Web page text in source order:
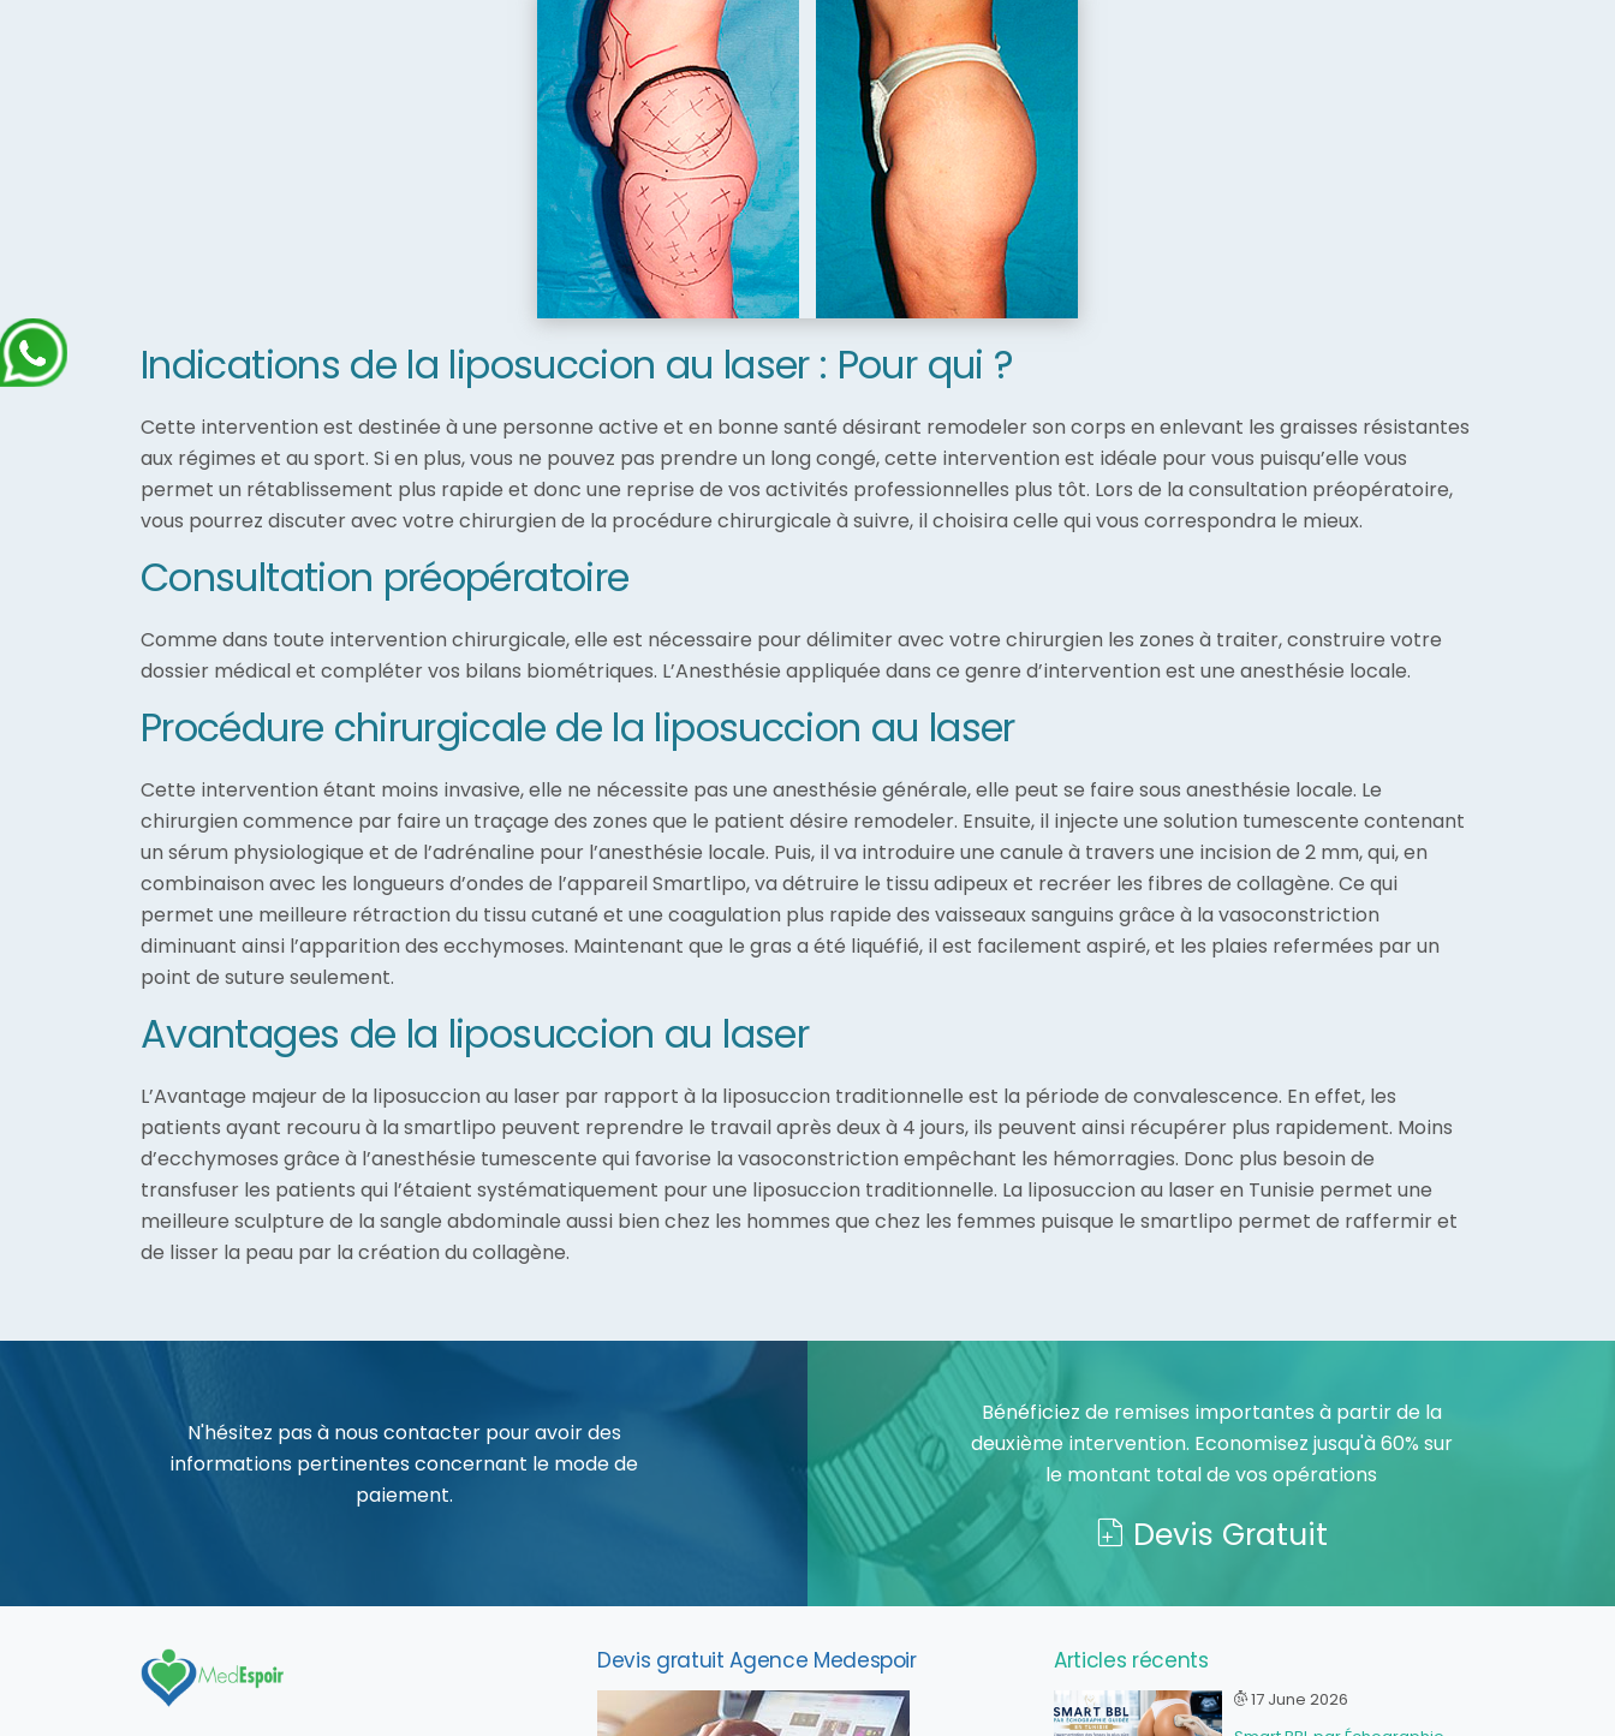
Indications de la liposuccion au laser : Pour qui ?
Cette intervention est destinée à une personne active et en bonne santé désirant remodeler son corps en enlevant les graisses résistantes
aux régimes et au sport. Si en plus, vous ne pouvez pas prendre un long congé, cette intervention est idéale pour vous puisqu’elle vous
permet un rétablissement plus rapide et donc une reprise de vos activités professionnelles plus tôt. Lors de la consultation préopératoire,
vous pourrez discuter avec votre chirurgien de la procédure chirurgicale à suivre, il choisira celle qui vous correspondra le mieux.
Consultation préopératoire
Comme dans toute intervention chirurgicale, elle est nécessaire pour délimiter avec votre chirurgien les zones à traiter, construire votre
dossier médical et compléter vos bilans biométriques. L’Anesthésie appliquée dans ce genre d’intervention est une anesthésie locale.
Procédure chirurgicale de la liposuccion au laser
Cette intervention étant moins invasive, elle ne nécessite pas une anesthésie générale, elle peut se faire sous anesthésie locale. Le
chirurgien commence par faire un traçage des zones que le patient désire remodeler. Ensuite, il injecte une solution tumescente contenant
un sérum physiologique et de l’adrénaline pour l’anesthésie locale. Puis, il va introduire une canule à travers une incision de 2 mm, qui, en
combinaison avec les longueurs d’ondes de l’appareil Smartlipo, va détruire le tissu adipeux et recréer les fibres de collagène. Ce qui
permet une meilleure rétraction du tissu cutané et une coagulation plus rapide des vaisseaux sanguins grâce à la vasoconstriction
diminuant ainsi l’apparition des ecchymoses. Maintenant que le gras a été liquéfié, il est facilement aspiré, et les plaies refermées par un
point de suture seulement.
Avantages de la liposuccion au laser
L’Avantage majeur de la liposuccion au laser par rapport à la liposuccion traditionnelle est la période de convalescence. En effet, les
patients ayant recouru à la smartlipo peuvent reprendre le travail après deux à 4 jours, ils peuvent ainsi récupérer plus rapidement. Moins
d’ecchymoses grâce à l’anesthésie tumescente qui favorise la vasoconstriction empêchant les hémorragies. Donc plus besoin de
transfuser les patients qui l’étaient systématiquement pour une liposuccion traditionnelle. La liposuccion au laser en Tunisie permet une
meilleure sculpture de la sangle abdominale aussi bien chez les hommes que chez les femmes puisque le smartlipo permet de raffermir et
de lisser la peau par la création du collagène.
N'hésitez pas à nous contacter pour avoir des
informations pertinentes concernant le mode de
paiement.
Bénéficiez de remises importantes à partir de la
deuxième intervention. Economisez jusqu'à 60% sur
le montant total de vos opérations
Devis Gratuit
Devis gratuit Agence Medespoir Articles récents
17 June 2026